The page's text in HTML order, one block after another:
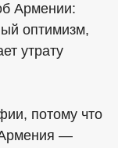
Армении:
оптимизм,
утрату
потому что
Армения —